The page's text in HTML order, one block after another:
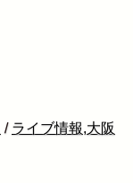
/ ライブ情報,大阪